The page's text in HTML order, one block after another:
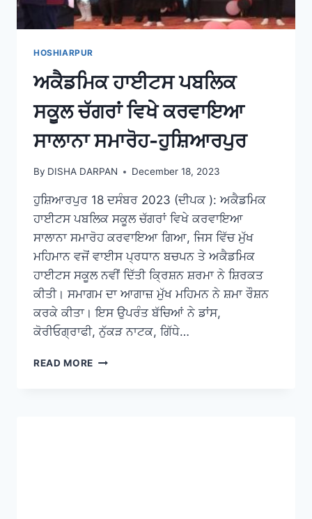
HOSHIARPUR
ਅਕੈਡਮਿਕ ਹਾਈਟਸ ਪਬਲਿਕ
ਸਕੂਲ ਚੱਗਰਾਂ ਵਿਖੇ ਕਰਵਾਇਆ
ਸਾਲਾਨਾ ਸਮਾਰੋਹ-ਹੁਸ਼ਿਆਰਪੁਰ
By DISHA DARPAN December 18, 2023
ਹੁਸ਼ਿਆਰਪੁਰ 18 ਦਸੰਬਰ 2023 (ਦੀਪਕ ): ਅਕੈਡਮਿਕ
ਹਾਈਟਸ ਪਬਲਿਕ ਸਕੂਲ ਚੱਗਰਾਂ ਵਿਖੇ ਕਰਵਾਇਆ
ਸਾਲਾਨਾ ਸਮਾਰੋਹ ਕਰਵਾਇਆ ਗਿਆ, ਜਿਸ ਵਿੱਚ ਮੁੱਖ
ਮਹਿਮਾਨ ਵਜੋਂ ਵਾਈਸ ਪ੍ਰਧਾਨ ਬਚਪਨ ਤੇ ਅਕੈਡਮਿਕ
ਹਾਈਟਸ ਸਕੂਲ ਨਵੀਂ ਦਿੱਤੀ ਕ੍ਰਿਸ਼ਨ ਸ਼ਰਮਾ ਨੇ ਸ਼ਿਰਕਤ
ਕੀਤੀ। ਸਮਾਗਮ ਦਾ ਆਗਾਜ਼ ਮੁੱਖ ਮਹਿਮਨ ਨੇ ਸ਼ਮਾ ਰੌਸ਼ਨ
ਕਰਕੇ ਕੀਤਾ। ਇਸ ਉਪਰੰਤ ਬੱਚਿਆਂ ਨੇ ਡਾਂਸ,
ਕੋਰੀਓਗ੍ਰਾਫੀ, ਨੁੱਕੜ ਨਾਟਕ, ਗਿੱਧੇ…
READ MORE